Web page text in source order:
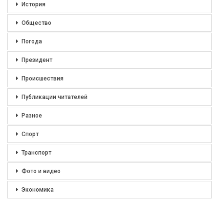
История
Общество
Погода
Президент
Происшествия
Публикации читателей
Разное
Спорт
Транспорт
Фото и видео
Экономика